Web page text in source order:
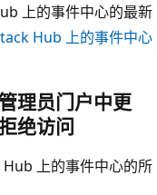
上的事件中心的最新
Hub 上的事件中心
理员门户中更
绝访问
上的事件中心的所